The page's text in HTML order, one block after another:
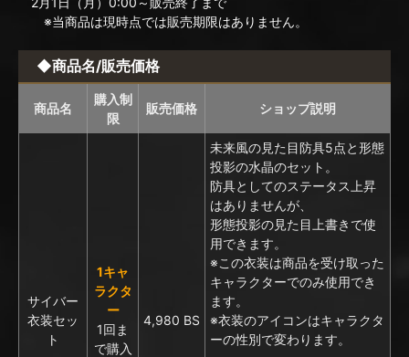
※当商品は現時点では販売期限はありません。
◆商品名/販売価格
商品名
購入制
限
販売価格 ショップ説明
サイバー
衣装セッ
ト
1キャ
ラクタ
ー
1回ま
で購入
4,980 BS
未来風の見た目防具5点と形態
投影の水晶のセット。
防具としてのステータス上昇
はありませんが、
形態投影の見た目上書きで使
用できます。
※この衣装は商品を受け取った
キャラクターでのみ使用でき
ます。
※衣装のアイコンはキャラクタ
ーの性別で変わります。